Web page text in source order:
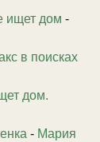
ищет дом -
в поисках
дом.
- Мария